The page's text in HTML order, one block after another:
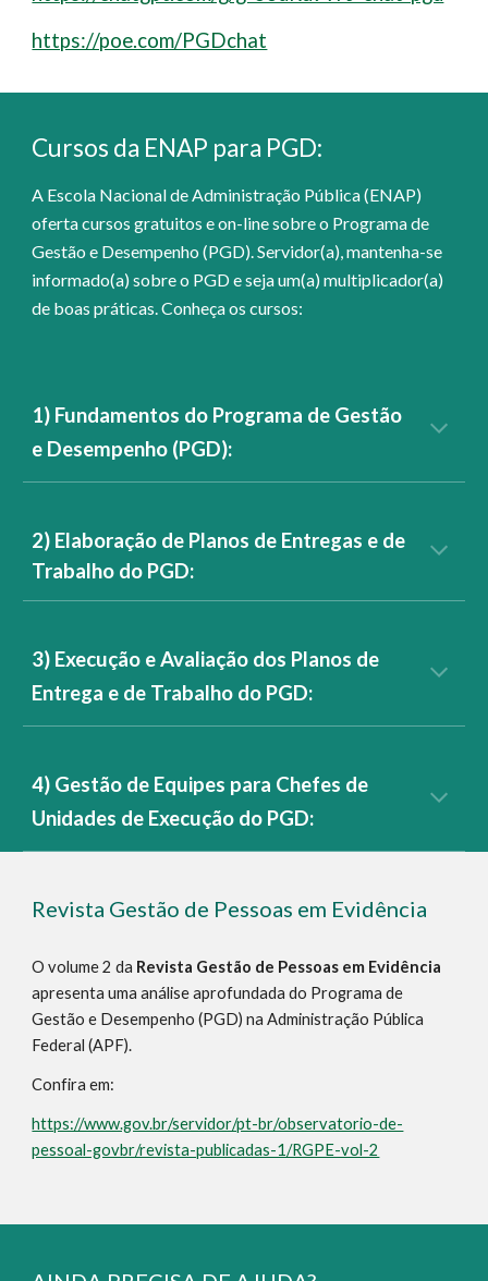
https://poe.com/PGDchat
Cursos da ENAP para PGD:
A Escola Nacional de Administração Pública (ENAP)
oferta cursos gratuitos e on-line sobre o Programa de
Gestão e Desempenho (PGD). Servidor(a), mantenha-se
informado(a) sobre o PGD e seja um(a) multiplicador(a)
de boas práticas. Conheça os cursos:
1) Fundamentos do Programa de Gestão
e Desempenho (PGD):
2) Elaboração de Planos de Entregas e de
Trabalho do PGD:
3) Execução e Avaliação dos Planos de
Entrega e de Trabalho do PGD:
4) Gestão de Equipes para Chefes de
Unidades de Execução do PGD:
Revista Gestão de Pessoas em Evidência
O volume 2 da Revista Gestão de Pessoas em Evidência
apresenta uma análise aprofundada do Programa de
Gestão e Desempenho (PGD) na Administração Pública
Federal (APF).
Confira em:
https://www.gov.br/servidor/pt-br/observatorio-de-
pessoal-govbr/revista-publicadas-1/RGPE-vol-2